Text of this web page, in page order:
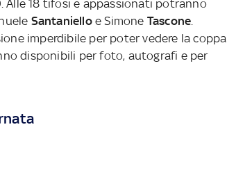
Alle 18 tifosi e appassionati potranno
Santanielloe Simone Tascone.
imperdibile per poter vedere la coppa
disponibili per foto, autografi e per